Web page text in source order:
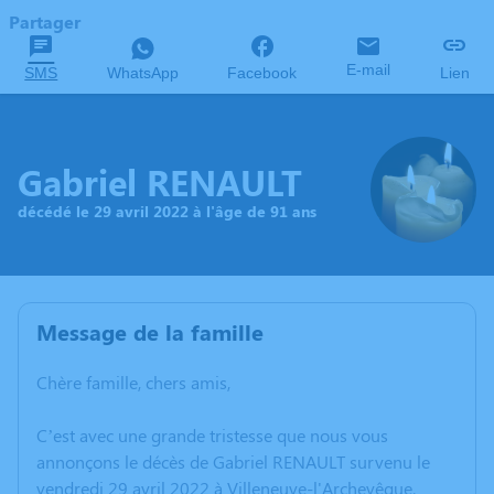
Partager
SMS WhatsApp Facebook E-mail Lien
Gabriel RENAULT
décédé le 29 avril 2022 à l'âge de 91 ans
Message de la famille
Chère famille, chers amis,
C’est avec une grande tristesse que nous vous
annonçons le décès de Gabriel RENAULT survenu le
vendredi 29 avril 2022 à Villeneuve-l'Archevêque.